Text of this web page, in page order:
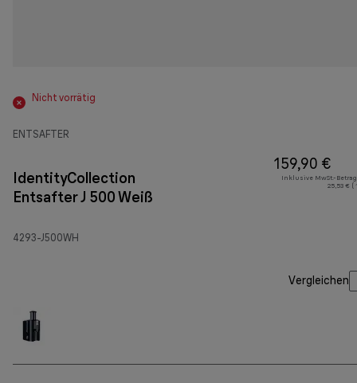
Nicht vorrätig
ENTSAFTER
IdentityCollection
Entsafter J 500 Weiß
4293-J500WH
159,90 €
Inklusive MwSt.-
25,53 € (
Vergleichen